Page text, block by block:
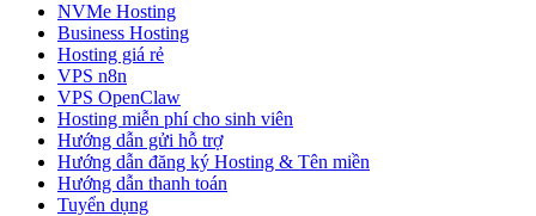
NVMe Hosting
Business Hosting
Hosting giá rẻ
VPS n8n
VPS OpenClaw
Hosting miễn phí cho sinh viên
Hướng dẫn gửi hỗ trợ
Hướng dẫn đăng ký Hosting & Tên miền
Hướng dẫn thanh toán
Tuyển dụng